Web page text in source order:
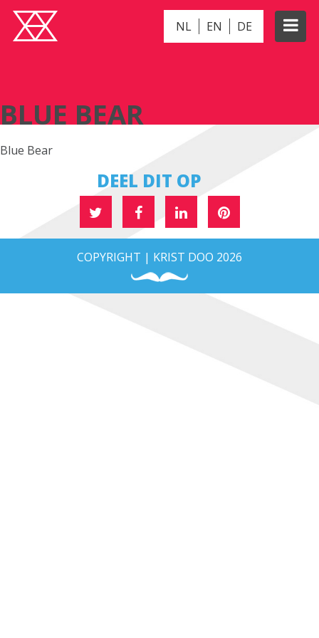
NL EN DE
BLUE BEAR
Blue Bear
DEEL DIT OP
COPYRIGHT | KRIST DOO 2026